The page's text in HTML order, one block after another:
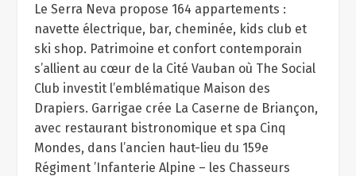
Le Serra Neva propose 164 appartements :
navette électrique, bar, cheminée, kids club et
ski shop. Patrimoine et confort contemporain
s’allient au cœur de la Cité Vauban où The Social
Club investit l’emblématique Maison des
Drapiers. Garrigae crée La Caserne de Briançon,
avec restaurant bistronomique et spa Cinq
Mondes, dans l’ancien haut-lieu du 159e
Régiment ’Infanterie Alpine – les Chasseurs